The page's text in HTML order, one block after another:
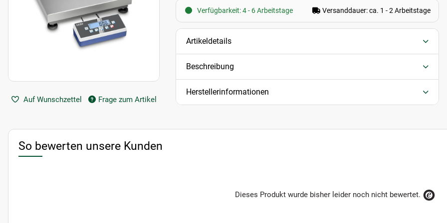
Auf Wunschzettel Frage zum Artikel
Verfügbarkeit: 4 - 6 Arbeitstage Versanddauer: ca. 1 - 2 Arbeitstage
Artikeldetails
Beschreibung
Herstellerinformationen
So bewerten unsere Kunden
Dieses Produkt wurde bisher leider noch nicht bewertet.